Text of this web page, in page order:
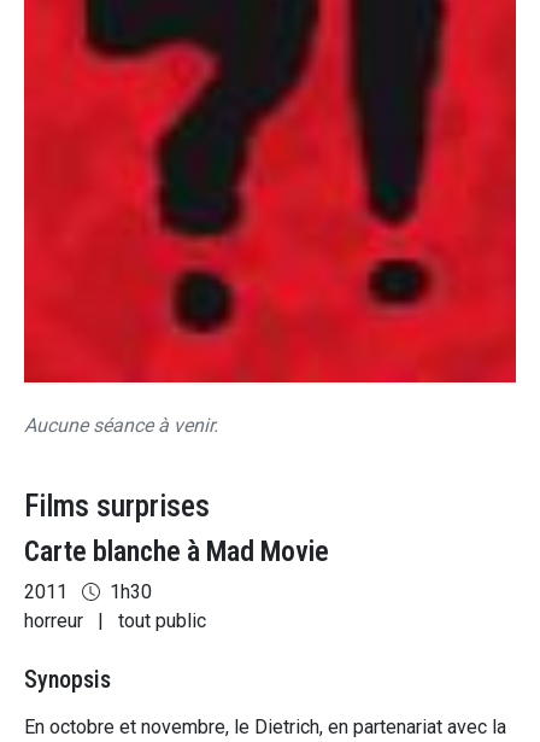
Aucune séance à venir.
Films surprises
Carte blanche à Mad Movie
2011
1h30
horreur
| tout public
Synopsis
En octobre et novembre, le Dietrich, en partenariat avec la